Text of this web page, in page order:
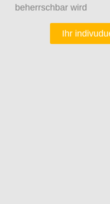
beherrschbar wird
Ihr